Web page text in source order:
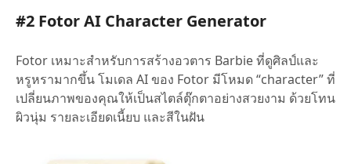
#2 Fotor AI Character Generator
Fotor เหมาะสำหรับการสร้างอวตาร Barbie ที่ดูศิลป์และ
หรูหรามากขึ้น โมเดล AI ของ Fotor มีโหมด “character” ที่
เปลี่ยนภาพของคุณให้เป็นสไตล์ตุ๊กตาอย่างสวยงาม ด้วยโทน
ผิวนุ่ม รายละเอียดเนี้ยบ และสีในฝัน